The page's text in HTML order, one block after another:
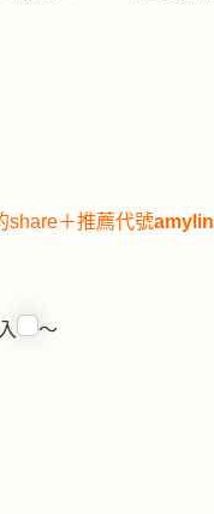
share＋推薦代號amylin
～